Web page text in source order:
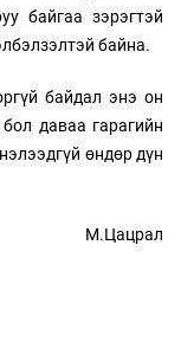
байгаа зэрэгтэй
байна.
байдал энэ он
даваа гарагийн
өндөр дүн
М.Цацрал